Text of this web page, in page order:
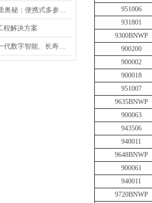
程解决方案
951006
931801
9300BNWP
900200
900002
900018
951007
9635BNWP
900063
943506
940011
9648BNWP
900061
940011
9720BNWP